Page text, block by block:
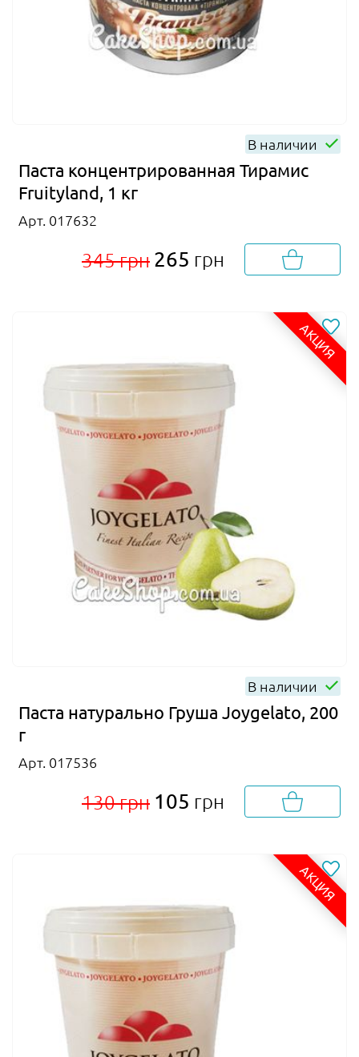
В наличии
Паста концентрированная Тирамис
Fruityland, 1 кг
Арт. 017632
345 грн 265 грн
АКЦИЯ
В наличии
Паста натурально Груша Joygelato, 200
г
Арт. 017536
130 грн 105 грн
АКЦИЯ